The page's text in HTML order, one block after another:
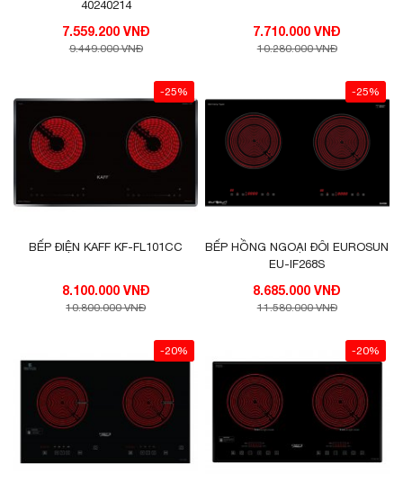
40240214
7.559.200 VNĐ
9.449.000 VNĐ
7.710.000 VNĐ
10.280.000 VNĐ
-25%
BẾP ĐIỆN KAFF KF-FL101CC
8.100.000 VNĐ
10.800.000 VNĐ
-25%
BẾP HỒNG NGOẠI ĐÔI EUROSUN
EU-IF268S
8.685.000 VNĐ
11.580.000 VNĐ
-20% -20%